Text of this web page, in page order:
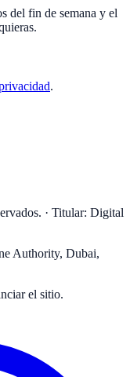
del fin de semana y el
.
· Titular: Digital
Authority, Dubai,
el sitio.